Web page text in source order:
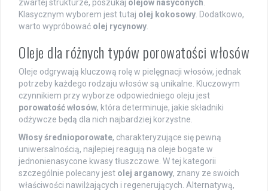
zwartej strukturze, poszukaj olejów nasyconych
Klasycznym wyborem jest tutaj olej kokosowy . Dodatkowo,
warto wypróbować olej rycynowy
Oleje dla różnych typów porowatości włosów
Oleje odgrywają kluczową rolę w pielęgnacji włosów, jednak
potrzeby każdego rodzaju włosów są unikalne. Kluczowym
czynnikiem przy wyborze odpowiedniego oleju jest
porowatość włosów, która determinuje, jakie składniki
odżywcze będą dla nich najbardziej korzystne.
Włosy średnioporowate, charakteryzujące się pewną
uniwersalnością, najlepiej reagują na oleje bogate w
jednonienasycone kwasy tłuszczowe. W tej kategorii
szczególnie polecany jest olej arganowy, znany ze swoich
właściwości nawilżających i regenerujących. Alternatywą,